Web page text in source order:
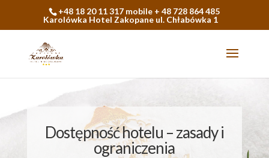
+48 18 20 11 317 mobile + 48 728 864 485
Karolówka Hotel Zakopane ul. Chłabówka 1
Dostępność hotelu – zasady i
ograniczenia